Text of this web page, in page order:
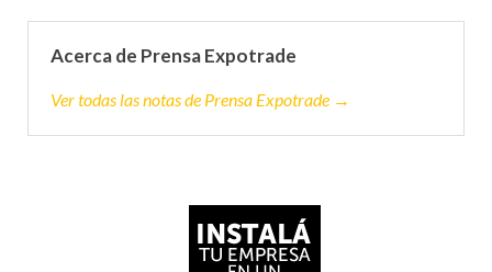
Acerca de Prensa Expotrade
Ver todas las notas de Prensa Expotrade →